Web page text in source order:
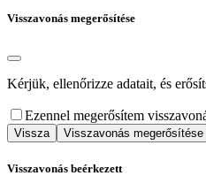
Visszavonás megerősítése
Kérjük, ellenőrizze adatait, és
Ezennel megerősítem
Vissza Visszavonás megerősítése
Visszavonás beérkezett